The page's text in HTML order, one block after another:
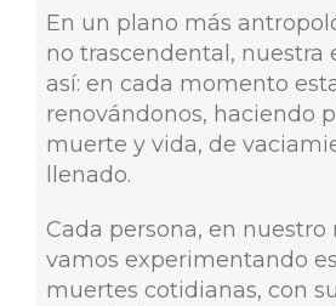
En un plano más
no trascendental, nuestra
así: en cada momento
renovándonos, haciendo
muerte y vida, de
llenado.
Cada persona, en nuestro
vamos experimentando
muertes cotidianas, con